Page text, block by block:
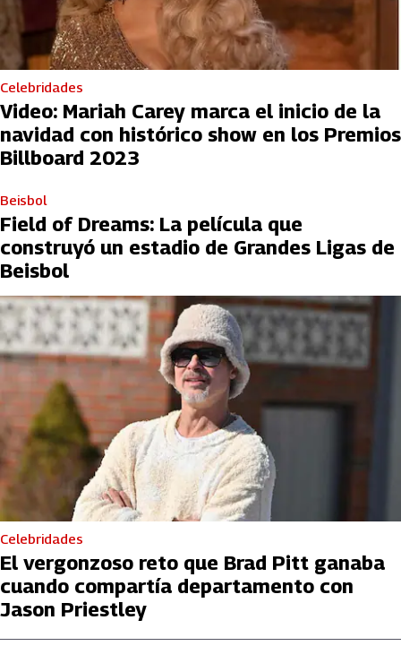
Celebridades
Video: Mariah Carey marca el inicio de la
navidad con histórico show en los Premios
Billboard 2023
Beisbol
Field of Dreams: La película que
construyó un estadio de Grandes Ligas de
Beisbol
Celebridades
El vergonzoso reto que Brad Pitt ganaba
cuando compartía departamento con
Jason Priestley